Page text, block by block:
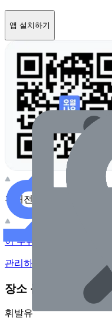
앱 설치하기
휴대전화 카메라로 찍어보
이 주유소의 사장님이신가
관리하기
장소 근처 주유소
휘발유